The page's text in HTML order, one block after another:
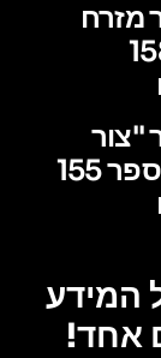
מזרח
158
"צור
באחר" מספר 155
המידע
אחד!